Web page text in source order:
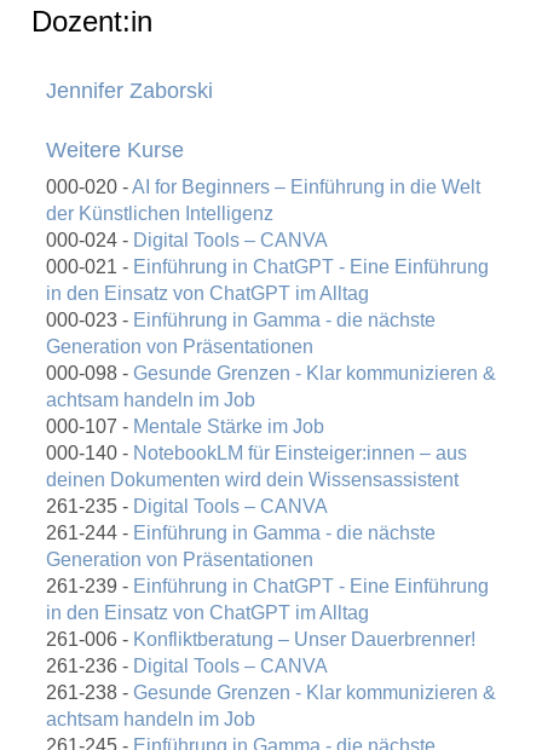
Dozent:in
Jennifer Zaborski
Weitere Kurse
000-020 -AI for Beginners – Einführung in die Welt
der Künstlichen Intelligenz
000-024 - Digital Tools – CANVA
000-021 - Einführung in ChatGPT - Eine Einführung
in den Einsatz von ChatGPT im Alltag
000-023 - Einführung in Gamma - die nächste
Generation von Präsentationen
000-098 - Gesunde Grenzen - Klar kommunizieren &
achtsam handeln im Job
000-107 - Mentale Stärke im Job
000-140 - NotebookLM für Einsteiger:innen – aus
deinen Dokumenten wird dein Wissensassistent
261-235 - Digital Tools – CANVA
261-244 - Einführung in Gamma - die nächste
Generation von Präsentationen
261-239 - Einführung in ChatGPT - Eine Einführung
in den Einsatz von ChatGPT im Alltag
261-006 - Konfliktberatung – Unser Dauerbrenner!
261-236 - Digital Tools – CANVA
261-238 - Gesunde Grenzen - Klar kommunizieren &
achtsam handeln im Job
261-245 - Einführung in Gamma - die nächste